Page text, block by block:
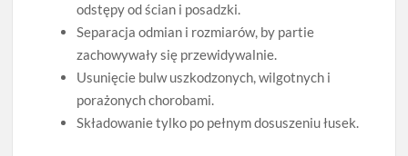
odstępy od ścian i posadzki.
Separacja odmian i rozmiarów, by partie
zachowywały się przewidywalnie.
Usunięcie bulw uszkodzonych, wilgotnych i
porażonych chorobami.
Składowanie tylko po pełnym dosuszeniu łusek.